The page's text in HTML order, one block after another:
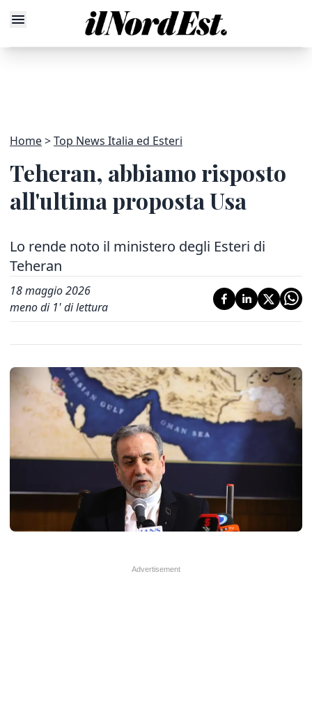
Home Top News Italia ed Esteri
Teheran, abbiamo risposto
all'ultima proposta Usa
Lo rende noto il ministero degli Esteri di
Teheran
18 maggio 2026
meno di 1' di lettura